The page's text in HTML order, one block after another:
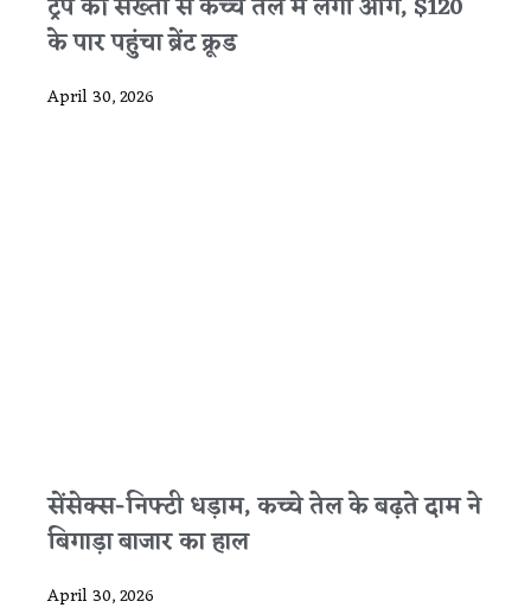
ट्रंप की सख्ती से कच्चे तेल में लगी आग, $120
के पार पहुंचा ब्रेंट क्रूड
April 30, 2026
सेंसेक्स-निफ्टी धड़ाम, कच्चे तेल के बढ़ते दाम ने
बिगाड़ा बाजार का हाल
April 30, 2026